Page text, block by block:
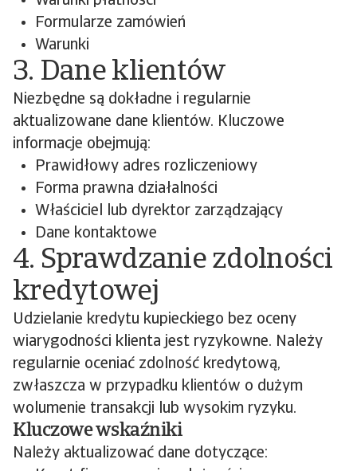
Formularze zamówień
Warunki
3. Dane klientów
Niezbędne są dokładne i regularnie
aktualizowane dane klientów. Kluczowe
informacje obejmują:
Prawidłowy adres rozliczeniowy
Forma prawna działalności
Właściciel lub dyrektor zarządzający
Dane kontaktowe
4. Sprawdzanie zdolności
kredytowej
Udzielanie kredytu kupieckiego bez oceny
wiarygodności klienta jest ryzykowne. Należy
regularnie oceniać zdolność kredytową,
zwłaszcza w przypadku klientów o dużym
wolumenie transakcji lub wysokim ryzyku.
Kluczowe wskaźniki
Należy aktualizować dane dotyczące: